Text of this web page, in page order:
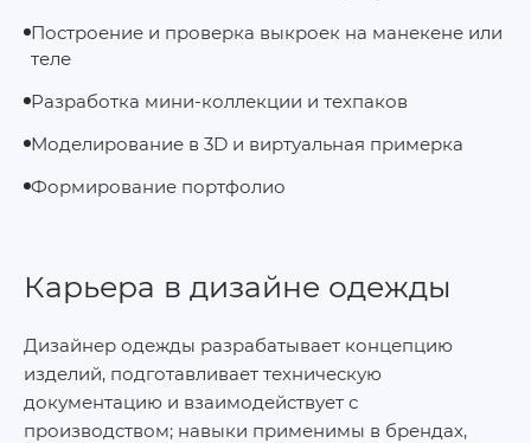
Построение и проверка выкроек на манекене или
теле
Разработка мини‑коллекции и техпаков
Моделирование в 3D и виртуальная примерка
Формирование портфолио
Карьера в дизайне одежды
Дизайнер одежды разрабатывает концепцию
изделий, подготавливает техническую
документацию и взаимодействует с
производством; навыки применимы в брендах,